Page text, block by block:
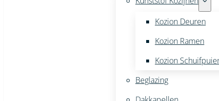
Kozion Deuren
Kozion Ramen
Kozion
Beglazing